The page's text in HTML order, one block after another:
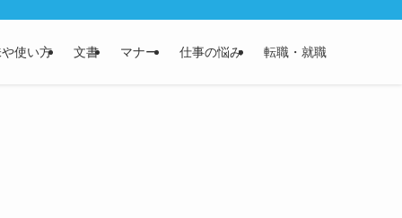
使い方 文書 マナー 仕事の悩み 転職・就職